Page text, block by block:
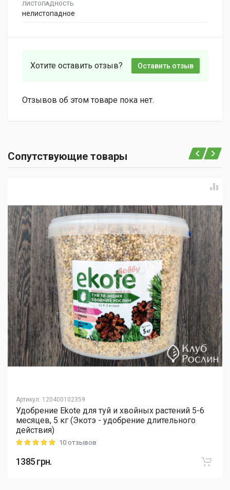
ЛИСТОПАДНОСТЬ
нелистопадное
Хотите оставить отзыв? Оставить отзыв
Отзывов об этом товаре пока нет.
Сопутствующие товары
Артикул: 120400102359
Удобрение Ekote для туй и хвойных растений 5-6
месяцев, 5 кг (Экотэ - удобрение длительного
действия)
Rating: 5 out of 510 отзывов
1385грн.